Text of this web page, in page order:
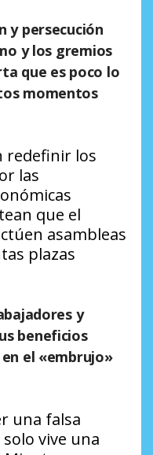
y persecución
y los gremios
que es poco lo
momentos
redefinir los
las
que el
asambleas
plazas
y
beneficios
el «embrujo»
una falsa
vive una